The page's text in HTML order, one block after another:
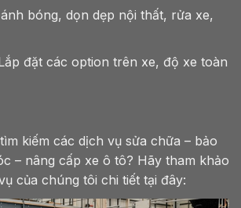
đặt các option trên xe, độ xe toàn
– nâng cấp xe ô tô? Hãy tham khảo
vụ của chúng tôi chi tiết tại đây: